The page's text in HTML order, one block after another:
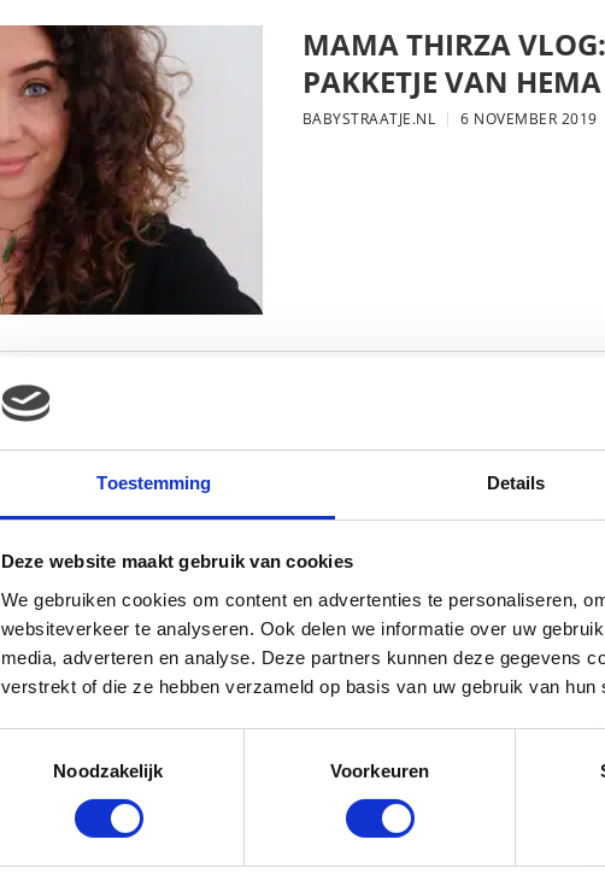
Toestemming Details
Deze website maakt gebruik van cookies
We gebruiken cookies om content en advertenties te personaliseren,
websiteverkeer te analyseren. Ook delen we informatie over uw
media, adverteren en analyse. Deze partners kunnen deze gegevens
verstrekt of die ze hebben verzameld op basis van uw gebruik van hun
Noodzakelijk
Voorkeuren
MAMA THIRZA
PAKKETJE VAN HEMA
BABYSTRAATJE.NL 6 NOVEMBER 2019
MAMA THIRZA
VERJAARDAG VIEREN
16 OKTOBER 2019
MAMA THIRZA
BABYSTRAATJE.NL